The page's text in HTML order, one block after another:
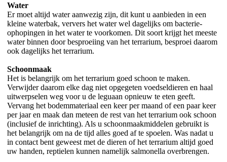
Water
Er moet altijd water aanwezig zijn, dit kunt u aanbieden in een
kleine waterbak, ververs het water wel dagelijks om bacterie-
ophopingen in het water te voorkomen. Dit soort krijgt het meeste
water binnen door besproeiing van het terrarium, besproei daarom
ook dagelijks het terrarium.
Schoonmaak
Het is belangrijk om het terrarium goed schoon te maken.
Verwijder daarom elke dag niet opgegeten voedseldieren en haal
uitwerpselen weg voor u de leguaan opnieuw te eten geeft.
Vervang het bodemmateriaal een keer per maand of een paar keer
per jaar en maak dan meteen de rest van het terrarium ook schoon
(inclusief de inrichting). Als u schoonmaakmiddelen gebruikt is
het belangrijk om na de tijd alles goed af te spoelen. Was nadat u
in contact bent geweest met de dieren of het terrarium altijd goed
uw handen, reptielen kunnen namelijk salmonella overbrengen.